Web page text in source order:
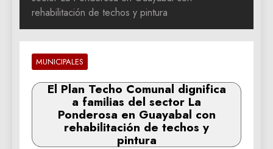
rehabilitación de techos y pintura
MUNICIPALES
El Plan Techo Comunal dignifica
a familias del sector La
Ponderosa en Guayabal con
rehabilitación de techos y
pintura